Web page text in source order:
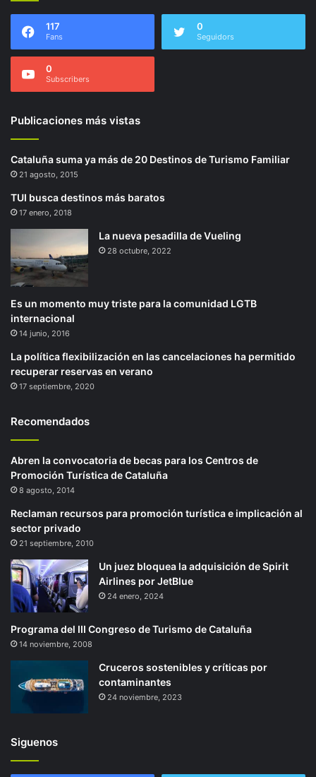
117
Fans
0
Seguidors
0
Subscribers
Publicaciones más vistas
Cataluña suma ya más de 20 Destinos de Turismo Familiar
21 agosto, 2015
TUI busca destinos más baratos
17 enero, 2018
La nueva pesadilla de Vueling
28 octubre, 2022
Es un momento muy triste para la comunidad LGTB
internacional
14 junio, 2016
La política flexibilización en las cancelaciones ha permitido
recuperar reservas en verano
17 septiembre, 2020
Recomendados
Abren la convocatoria de becas para los Centros de
Promoción Turística de Cataluña
8 agosto, 2014
Reclaman recursos para promoción turística e implicación al
sector privado
21 septiembre, 2010
Un juez bloquea la adquisición de Spirit
Airlines por JetBlue
24 enero, 2024
Programa del III Congreso de Turismo de Cataluña
14 noviembre, 2008
Cruceros sostenibles y críticas por
contaminantes
24 noviembre, 2023
Siguenos